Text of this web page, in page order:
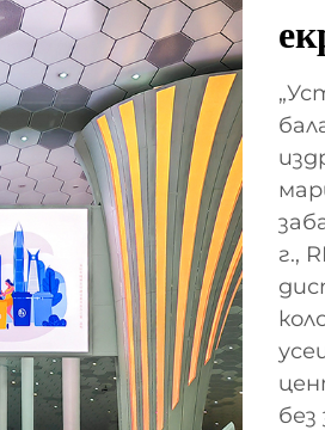
г.,